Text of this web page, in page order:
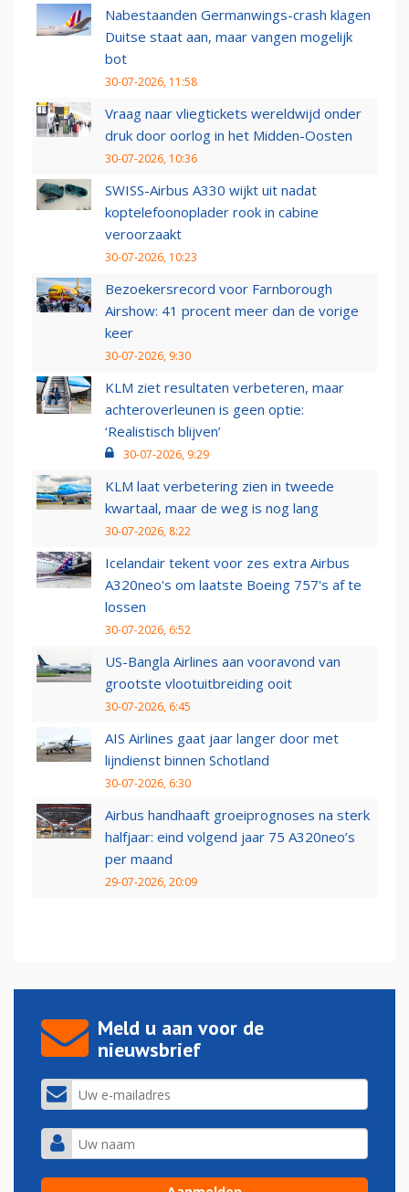
Nabestaanden Germanwings-crash klagen
Duitse staat aan, maar vangen mogelijk
bot
30-07-2026, 11:58
Vraag naar vliegtickets wereldwijd onder
druk door oorlog in het Midden-Oosten
30-07-2026, 10:36
SWISS-Airbus A330 wijkt uit nadat
koptelefoonoplader rook in cabine
veroorzaakt
30-07-2026, 10:23
Bezoekersrecord voor Farnborough
Airshow: 41 procent meer dan de vorige
keer
30-07-2026, 9:30
KLM ziet resultaten verbeteren, maar
achteroverleunen is geen optie:
‘Realistisch blijven’
30-07-2026, 9:29
KLM laat verbetering zien in tweede
kwartaal, maar de weg is nog lang
30-07-2026, 8:22
Icelandair tekent voor zes extra Airbus
A320neo's om laatste Boeing 757's af te
lossen
30-07-2026, 6:52
US-Bangla Airlines aan vooravond van
grootste vlootuitbreiding ooit
30-07-2026, 6:45
AIS Airlines gaat jaar langer door met
lijndienst binnen Schotland
30-07-2026, 6:30
Airbus handhaaft groeiprognoses na sterk
halfjaar: eind volgend jaar 75 A320neo’s
per maand
29-07-2026, 20:09
Meld u aan voor de
nieuwsbrief